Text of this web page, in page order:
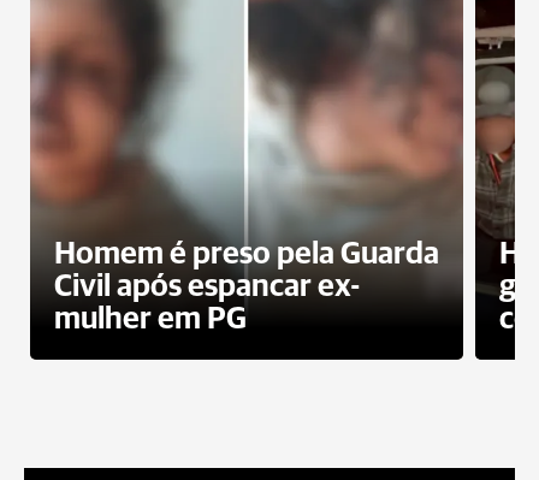
Homem é preso pela Guarda
Civil após espancar ex-
mulher em PG